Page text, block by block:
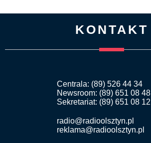
KONTAKT
Centrala: (89) 526 44 34
Newsroom: (89) 651 08 48
Sekretariat: (89) 651 08 12
radio@radioolsztyn.pl
reklama@radioolsztyn.pl